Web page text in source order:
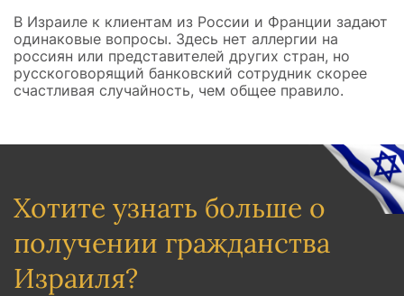
В Израиле к клиентам из России и Франции задают
одинаковые вопросы. Здесь нет аллергии на
россиян или представителей других стран, но
русскоговорящий банковский сотрудник скорее
счастливая случайность, чем общее правило.
Хотите узнать больше о
получении гражданства
Израиля?